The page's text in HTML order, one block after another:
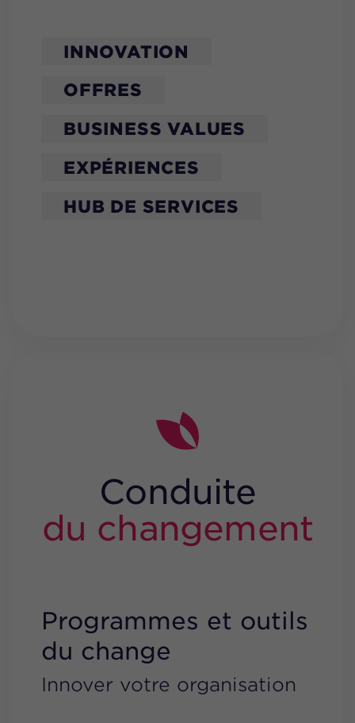
INNOVATION
OFFRES
BUSINESS VALUES
EXPÉRIENCES
HUB DE SERVICES
Conduite
du changement
Programmes et outils
du change
Innover votre organisation